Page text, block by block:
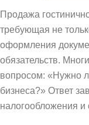
Продажа
требующая не
оформления
обязательств.
вопросом: «Нужно
бизнеса?» Ответ
налогообложения и